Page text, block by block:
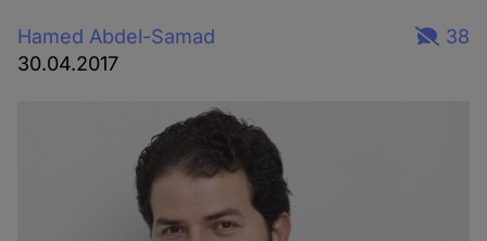
Hamed Abdel-Samad
30.04.2017
38